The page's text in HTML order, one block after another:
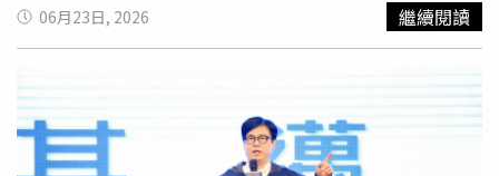
選設籍高雄、年滿20歲的會員進行抽樣。換言之，參與調查
者必須先是該媒體會員、下載APP、願意接收訊息並主動填
答問卷，與一般民眾認知中的隨機抽樣民調有明顯差異。黃
敬雅
質疑，這類調查本質上屬於特定會員樣本，無法完整反
映高雄市整體選民結構，若拿來宣稱選情出現重大變化，恐
怕言過其實。她更揶揄，若柯陣營偏好這類型民調，下次乾
06月23日, 2026 繼續閱讀